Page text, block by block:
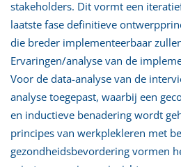
stakeholders. Dit vormt een
laatste fase definitieve
die breder implementeerbaar
Ervaringen/analyse van de
Voor de data-analyse van de
analyse toegepast, waarbij een
en inductieve benadering wordt
principes van werkplekleren met
gezondheidsbevordering vormen